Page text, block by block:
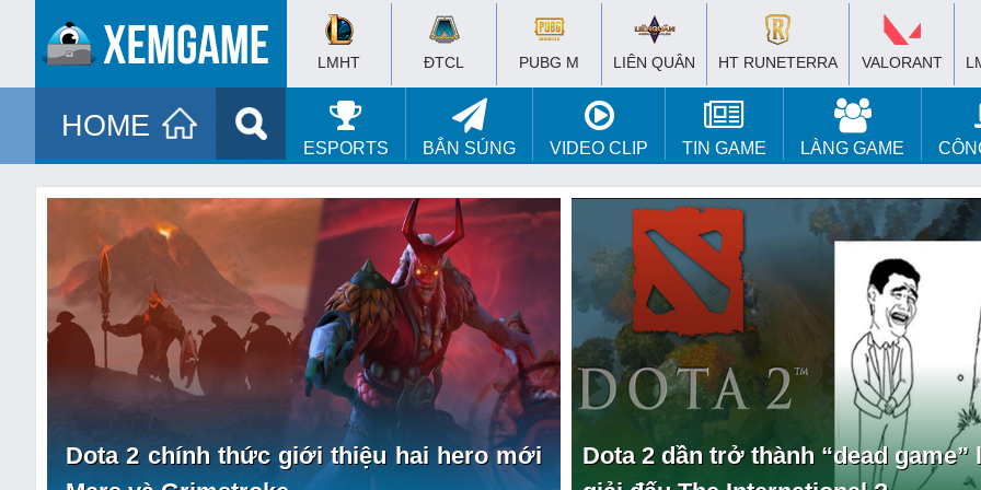
LMHT ĐTCL PUBG M LIÊN QUÂN HT RUNETERRA VALORANT
HOME
ESPORTS BẮN SÚNG VIDEO CLIP TIN GAME LÀNG GAME
Dota 2 chính thức giới thiệu hai hero mới
Dota 2 dần trở thành “dead game”